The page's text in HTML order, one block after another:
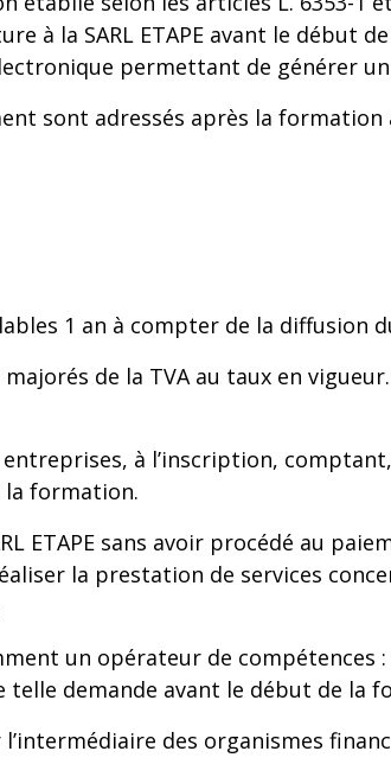
à la SARL ETAPE avant le début
permettant de générer
sont adressés après la formation
1 an à compter de la diffusion
de la TVA au taux en
à l’inscription,
la formation.
ETAPE sans avoir procédé au
la prestation de services
un opérateur de compétences :
telle demande avant le début de la
l’intermédiaire des organismes